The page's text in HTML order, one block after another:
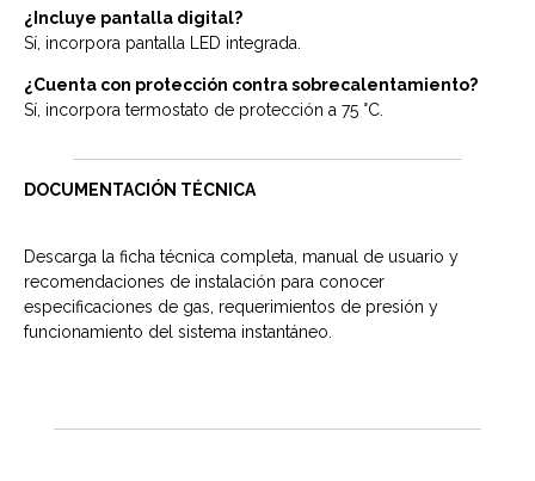
¿Incluye pantalla digital?
Sí, incorpora pantalla LED integrada.
¿Cuenta con protección contra sobrecalentamiento?
Sí, incorpora termostato de protección a 75 °C.
DOCUMENTACIÓN TÉCNICA
Descarga la ficha técnica completa, manual de usuario y
recomendaciones de instalación para conocer
especificaciones de gas, requerimientos de presión y
funcionamiento del sistema instantáneo.